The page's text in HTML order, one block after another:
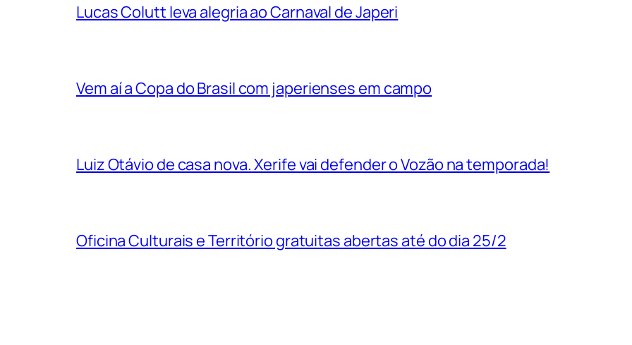
Lucas Colutt leva alegria ao Carnaval de Japeri
Vem aí a Copa do Brasil com japerienses em campo
Luiz Otávio de casa nova. Xerife vai defender o Vozão na temporada!
Oficina Culturais e Território gratuitas abertas até do dia 25/2